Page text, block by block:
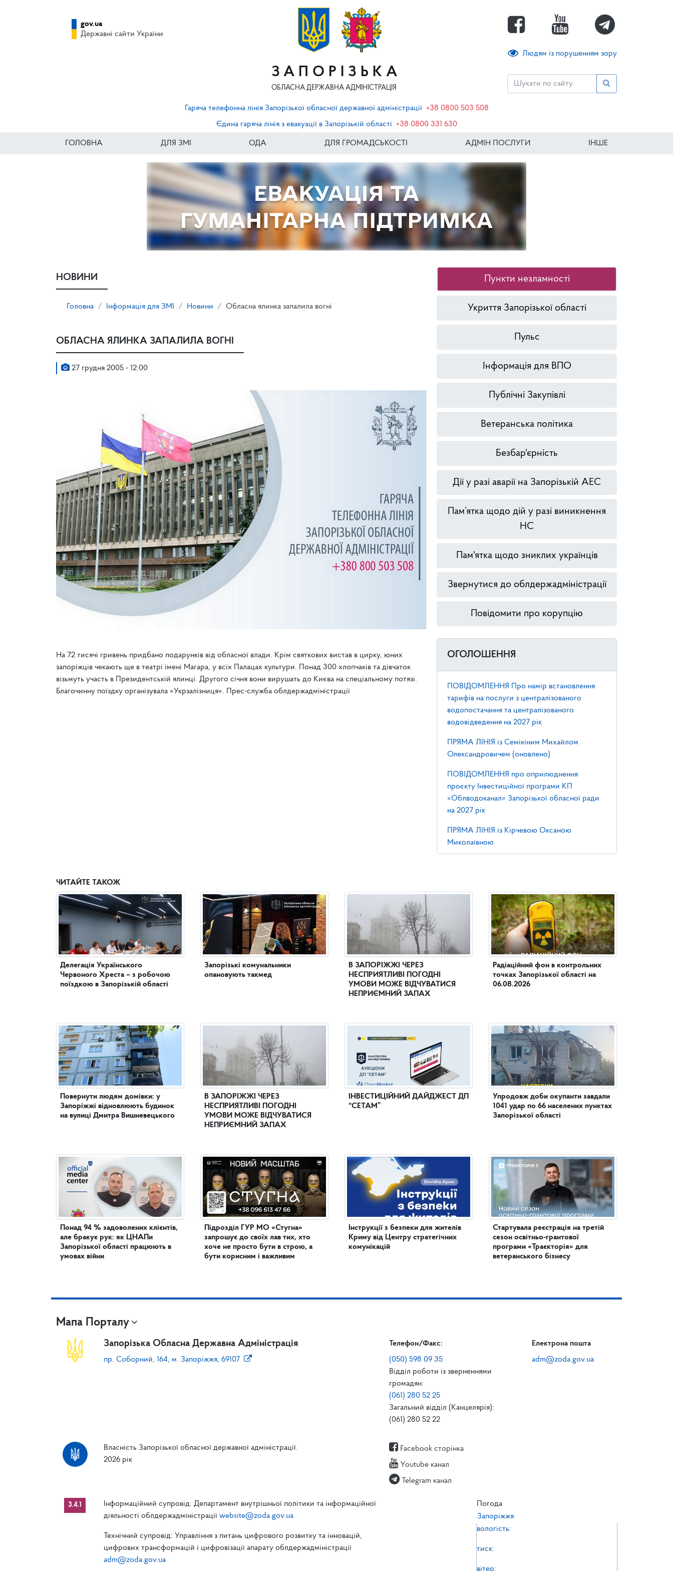
ЗАПОРІЗЬКА
ОБЛАСНА ДЕРЖАВНА АДМІНІСТРАЦІЯ
Людям із порушенням зору
gov.ua
Державні сайти України
Гаряча телефонна лінія Запорізької обласної державної адміністрації +38 0800 503 508
Єдина гаряча лінія з евакуації в Запорізькій області
+38 0800 331 630
ГОЛОВНА ДЛЯ ЗМІ ОДА ДЛЯ ГРОМАДСЬКОСТІ АДМІН ПОСЛУГИ ІНШЕ
НОВИНИ
Головна Інформація для ЗМІ Новини Обласна ялинка запалила вогні
ОБЛАСНА ЯЛИНКА ЗАПАЛИЛА ВОГНІ
27 грудня 2005 - 12:00
На 72 тисячі гривень придбано подарунків від обласної влади. Крім святкових вистав в цирку, юних
запоріжців чекають ще в театрі імені Магара, у всіх Палацах культури. Понад 300 хлопчаків та дівчаток
візьмуть участь в Президентській ялинці. Другого січня вони вирушать до Києва на спеціальному потязі.
Благочинну поїздку організувала «Укрзалізниця». Прес-служба облдержадміністрації
Пункти незламності
Укриття Запорізької області
Пульс
Інформація для ВПО
Публічні Закупівлі
Ветеранська політика
Безбар'єрність
Дії у разі аварії на Запорізькій АЕС
Пам’ятка щодо дій у разі виникнення
НС
Пам'ятка щодо зниклих українців
Звернутися до облдержадміністрації
Повідомити про корупцію
ОГОЛОШЕННЯ
ПОВІДОМЛЕННЯ Про намір встановлення
тарифів на послуги з централізованого
водопостачання та централізованого
водовідведення на 2027 рік
ПРЯМА ЛІНІЯ із Семікіним Михайлом
Олександровичем (оновлено)
ПОВІДОМЛЕННЯ про оприлюднення
проєкту Інвестиційної програми КП
«Облводоканал» Запорізької обласної ради
на 2027 рік
ПРЯМА ЛІНІЯ із Кірчевою Оксаною
Миколаївною
ЧИТАЙТЕ ТАКОЖ
Делегація Українського
Червоного Хреста – з робочою
поїздкою в Запорізькій області
Повернути людям домівки: у
Запоріжжі відновлюють будинок
на вулиці Дмитра Вишневецького
Понад 94 % задоволених клієнтів,
але бракує рук: як ЦНАПи
Запорізької області працюють в
умовах війни
Запорізькі комунальники
опановують такмед
В ЗАПОРІЖЖІ ЧЕРЕЗ
НЕСПРИЯТЛИВІ ПОГОДНІ
УМОВИ МОЖЕ ВІДЧУВАТИСЯ
НЕПРИЄМНИЙ ЗАПАХ
Підрозділ ГУР МО «Стугна»
запрошує до своїх лав тих, хто
хоче не просто бути в строю, а
бути корисним і важливим
В ЗАПОРІЖЖІ ЧЕРЕЗ
НЕСПРИЯТЛИВІ ПОГОДНІ
УМОВИ МОЖЕ ВІДЧУВАТИСЯ
НЕПРИЄМНИЙ ЗАПАХ
ІНВЕСТИЦІЙНИЙ ДАЙДЖЕСТ ДП
“СЕТАМ”
Інструкції з безпеки для жителів
Криму від Центру стратегічних
комунікацій
Радіаційний фон в контрольних
точках Запорізької області на
06.08.2026
Упродовж доби окупанти завдали
1041 удар по 66 населених пунктах
Запорізької області
Стартувала реєстрація на третій
сезон освітньо-грантової
програми «Траєкторія» для
ветеранського бізнесу
Мапа Порталу
Запорізька Обласна Державна Адміністрація
пр. Соборний, 164, м. Запоріжжя, 69107
Телефон/Факс:
(050) 598 09 35
Відділ роботи із зверненнями
громадян:
(061) 280 52 25
Загальний відділ (Канцелярія):
(061) 280 52 22
Електрона пошта
adm@zoda.gov.ua
Власність Запорізької обласної державної адміністрації.
2026 рік
Facebook сторінка
Youtube канал
Telegram канал
3.4.1
Інформаційний супровід: Департамент внутрішньої політики та інформаційної
діяльності облдержадміністрації website@zoda.gov.ua
Технічний супровід: Управління з питань цифрового розвитку та інновацій,
цифрових трансформацій і цифровізації апарату облдержадміністрації
adm@zoda.gov.ua
Погода
Запоріжжя
вологість:
тиск:
вітер: